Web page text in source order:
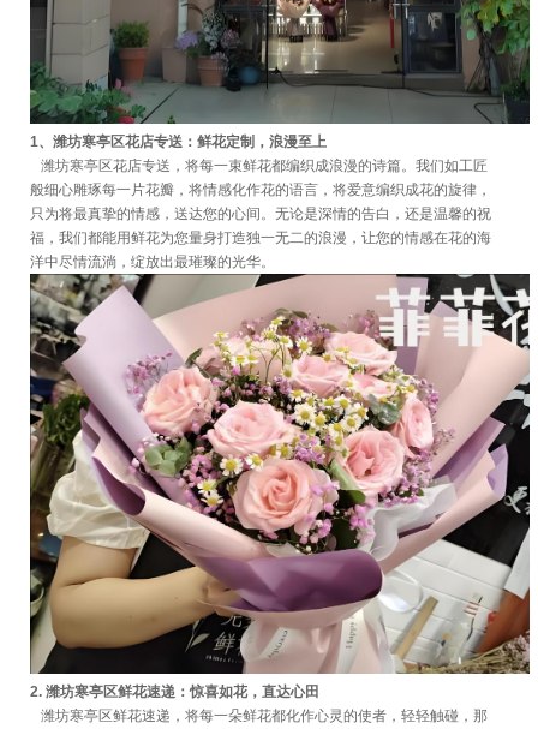
1、潍坊寒亭区花店专送：鲜花定制，浪漫至上
潍坊寒亭区花店专送，将每一束鲜花都编织成浪漫的诗篇。我们如工匠
般细心雕琢每一片花瓣，将情感化作花的语言，将爱意编织成花的旋律，
只为将最真挚的情感，送达您的心间。无论是深情的告白，还是温馨的祝
福，我们都能用鲜花为您量身打造独一无二的浪漫，让您的情感在花的海
洋中尽情流淌，绽放出最璀璨的光华。
2. 潍坊寒亭区鲜花速递：惊喜如花，直达心田
潍坊寒亭区鲜花速递，将每一朵鲜花都化作心灵的使者，轻轻触碰，那